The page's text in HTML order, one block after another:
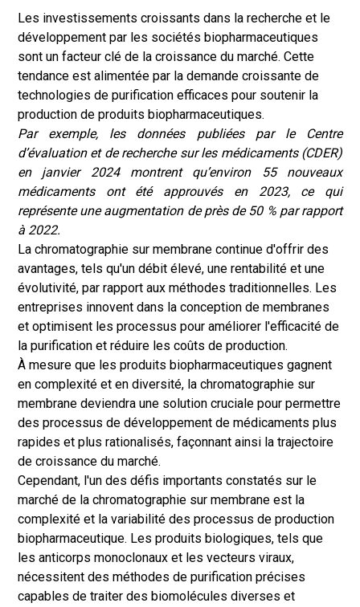
Les investissements croissants dans la recherche et le
développement par les sociétés biopharmaceutiques
sont un facteur clé de la croissance du marché. Cette
tendance est alimentée par la demande croissante de
technologies de purification efficaces pour soutenir la
production de produits biopharmaceutiques.
Par exemple, les données publiées par le Centre
d’évaluation et de recherche sur les médicaments (CDER)
en janvier 2024 montrent qu’environ 55 nouveaux
médicaments ont été approuvés en 2023, ce qui
représente une augmentation de près de 50 % par rapport
à 2022.
La chromatographie sur membrane continue d'offrir des
avantages, tels qu'un débit élevé, une rentabilité et une
évolutivité, par rapport aux méthodes traditionnelles. Les
entreprises innovent dans la conception de membranes
et optimisent les processus pour améliorer l'efficacité de
la purification et réduire les coûts de production.
À mesure que les produits biopharmaceutiques gagnent
en complexité et en diversité, la chromatographie sur
membrane deviendra une solution cruciale pour permettre
des processus de développement de médicaments plus
rapides et plus rationalisés, façonnant ainsi la trajectoire
de croissance du marché.
Cependant, l'un des défis importants constatés sur le
marché de la chromatographie sur membrane est la
complexité et la variabilité des processus de production
biopharmaceutique. Les produits biologiques, tels que
les anticorps monoclonaux et les vecteurs viraux,
nécessitent des méthodes de purification précises
capables de traiter des biomolécules diverses et